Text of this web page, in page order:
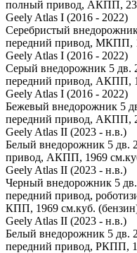
полный привод, АКПП,
Geely Atlas I (2016 - 2022)
Серебристый
передний привод, МКПП,
Geely Atlas I (2016 - 2022)
Серый внедорожник 5 дв.
передний привод, АКПП,
Geely Atlas I (2016 - 2022)
Бежевый внедорожник 5
передний привод, АКПП,
Geely Atlas II (2023 - н.в.)
Белый внедорожник 5 дв.
привод, АКПП, 1969
Geely Atlas II (2023 - н.в.)
Черный внедорожник 5 дв.
передний привод,
КПП, 1969 см.куб.
Geely Atlas II (2023 - н.в.)
Белый внедорожник 5 дв.
передний привод, РКПП,